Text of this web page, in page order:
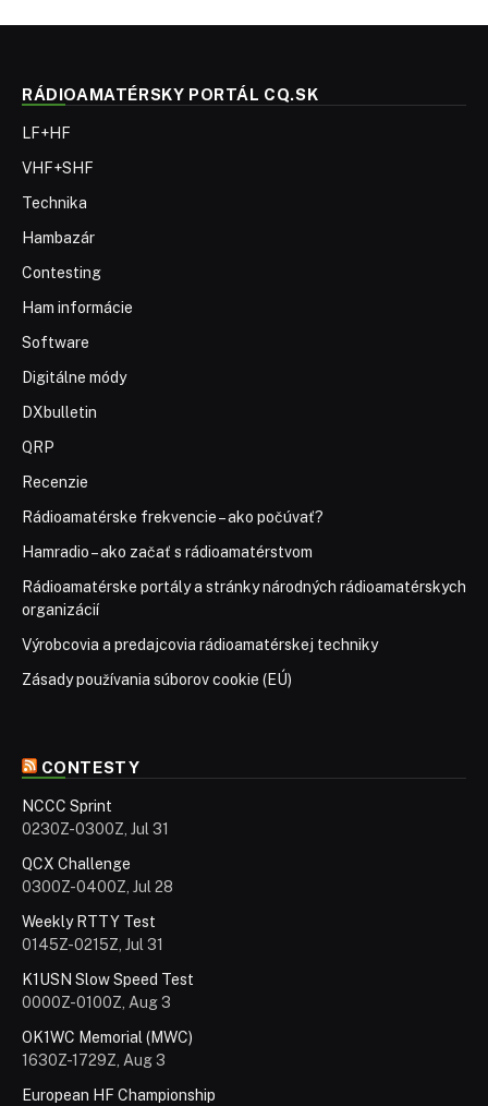
RÁDIOAMATÉRSKY PORTÁL CQ.SK
LF+HF
VHF+SHF
Technika
Hambazár
Contesting
Ham informácie
Software
Digitálne módy
DXbulletin
QRP
Recenzie
Rádioamatérske frekvencie – ako počúvať?
Hamradio – ako začať s rádioamatérstvom
Rádioamatérske portály a stránky národných rádioamatérskych
organizácií
Výrobcovia a predajcovia rádioamatérskej techniky
Zásady používania súborov cookie (EÚ)
CONTESTY
NCCC Sprint
0230Z-0300Z, Jul 31
QCX Challenge
0300Z-0400Z, Jul 28
Weekly RTTY Test
0145Z-0215Z, Jul 31
K1USN Slow Speed Test
0000Z-0100Z, Aug 3
OK1WC Memorial (MWC)
1630Z-1729Z, Aug 3
European HF Championship